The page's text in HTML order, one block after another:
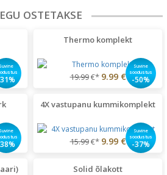
OSTETAKSE
Suvine
Thermo komplekt
Suvine
soodustus
-50%
19.99€* 9.99 €
Suvine
4X vastupanu kummikomplekt
Suvine
soodustus
-37%
15.99€* 9.99 €
Solid õlakott